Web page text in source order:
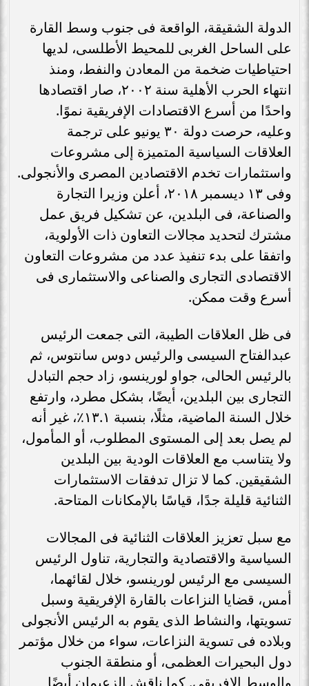
الدولة الشقيقة، الواقعة فى جنوب وسط القارة
على الساحل الغربى للمحيط الأطلسى، لديها
احتياطيات ضخمة من المعادن والنفط، ومنذ
انتهاء الحرب الأهلية سنة ٢٠٠٢، صار اقتصادها
واحدًا من أسرع الاقتصادات الإفريقية نموًا.
وعليه، حرصت دولة ٣٠ يونيو على ترجمة
العلاقات السياسية المتميزة إلى مشروعات
واستثمارات تخدم الاقتصادين المصرى والأنجولى.
وفى ١٣ ديسمبر ٢٠١٨، أعلن وزيرا التجارة
والصناعة، فى البلدين، عن تشكيل فريق عمل
مشترك لتحديد مجالات التعاون ذات الأولوية،
واتفقا على بدء تنفيذ عدد من مشروعات التعاون
الاقتصادى التجارى والصناعى والاستثمارى فى
أسرع وقت ممكن.
فى ظل العلاقات الطيبة، التى جمعت الرئيس
عبدالفتاح السيسى والرئيس دوس سانتوس، ثم
بالرئيس الحالى، جواو لورينسو، زاد حجم التبادل
التجارى بين البلدين، أيضًا، بشكل مطرد، وارتفع
خلال السنة الماضية، مثلًا، بنسبة ١٣.١٪، غير أنه
لم يصل بعد إلى المستوى المطلوب، أو المأمول،
ولا يتناسب مع العلاقات الودية بين البلدين
الشقيقين. كما لا تزال تدفقات الاستثمارات
الثنائية قليلة جدًا، قياسًا بالإمكانات المتاحة.
مع سبل تعزيز العلاقات الثنائية فى المجالات
السياسية والاقتصادية والتجارية، تناول الرئيس
السيسى مع الرئيس لورينسو، خلال لقائهما،
أمس، قضايا النزاعات بالقارة الإفريقية وسبل
تسويتها، والنشاط الذى يقوم به الرئيس الأنجولى
وبلاده فى تسوية النزاعات، سواء من خلال مؤتمر
دول البحيرات العظمى، أو منطقة الجنوب
والوسط الإفريقى. كما ناقش الزعيمان أيضًا